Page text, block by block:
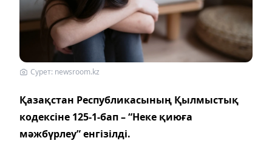
Сурет: newsroom.kz
Қазақстан Республикасының Қылмыстық
кодексіне 125-1-бап – “Неке қиюға
мәжбүрлеу” енгізілді.